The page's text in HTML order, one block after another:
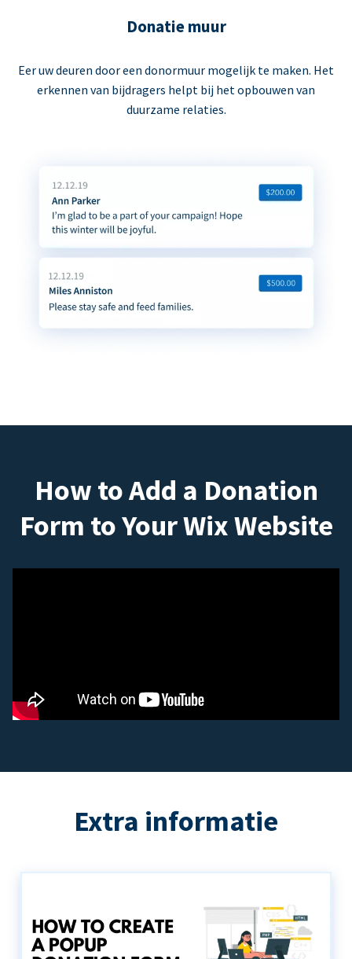
Donatie muur
Eer uw deuren door een donormuur mogelijk te maken. Het
erkennen van bijdragers helpt bij het opbouwen van
duurzame relaties.
How to Add a Donation
Form to Your Wix Website
Extra informatie